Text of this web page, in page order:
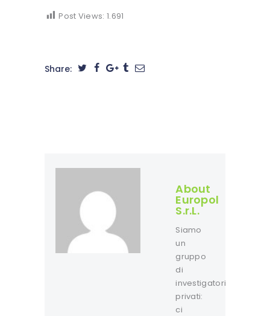
Post Views: 1.691
Share:
About
Europol
S.r.L.
Siamo
un
gruppo
di
investigatori
privati:
ci